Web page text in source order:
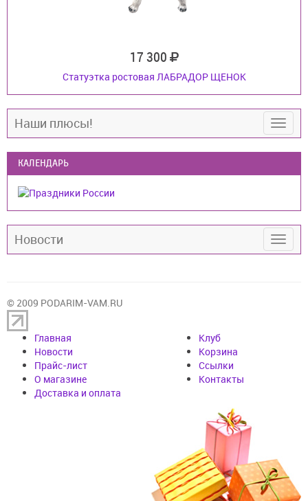
17 300
Статуэтка ростовая ЛАБРАДОР ЩЕНОК
Наши плюсы!
КАЛЕНДАРЬ
Новости
© 2009 PODARIM-VAM.RU
Главная
Новости
Прайс-лист
О магазине
Доставка и оплата
Клуб
Корзина
Cсылки
Контакты